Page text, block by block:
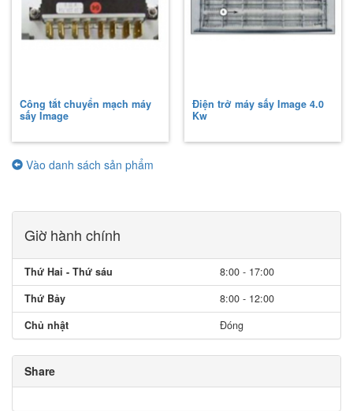
Công tắt chuyển mạch máy
sấy Image
Điện trở máy sấy Image 4.0
Kw
Vào danh sách sản phẩm
Giờ hành chính
Thứ Hai - Thứ sáu
8:00 - 17:00
Thứ Bảy
8:00 - 12:00
Chủ nhật
Đóng
Share